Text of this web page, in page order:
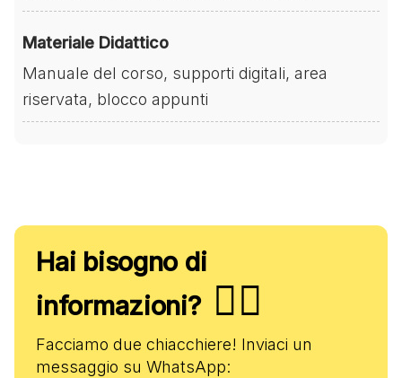
Materiale Didattico
Manuale del corso, supporti digitali, area
riservata, blocco appunti
Hai bisogno di
informazioni? ✋🏻
Facciamo due chiacchiere! Inviaci un
messaggio su WhatsApp: